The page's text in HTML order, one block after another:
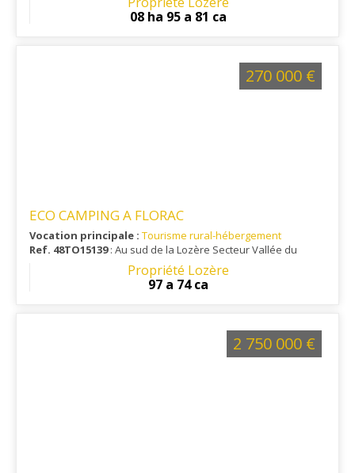
08 ha 95 a 81 ca
ECO CAMPING A FLORAC
Vocation principale : Tourisme rural-hébergement
Ref. 48TO15139: Au sud de la Lozère Secteur Vallée du
Tarnon A 554 mètres d'altitudePropriété Lozère
97 a 74 ca
270 000 €
2 750 000 €